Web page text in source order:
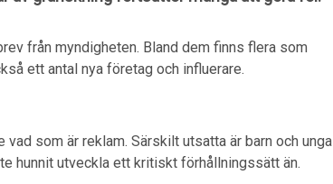
från myndigheten. Bland dem finns flera som
ett antal nya företag och influerare.
som är reklam. Särskilt utsatta är barn och unga
hunnit utveckla ett kritiskt förhållningssätt än.